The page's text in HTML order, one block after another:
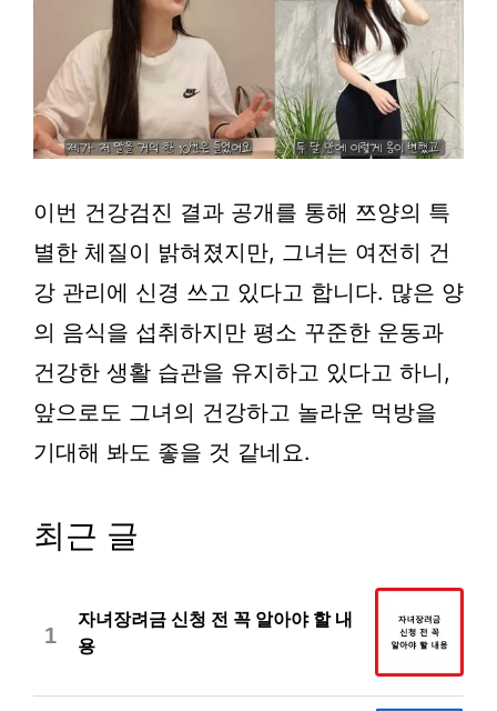
이번 건강검진 결과 공개를 통해 쯔양의 특
별한 체질이 밝혀졌지만, 그녀는 여전히 건
강 관리에 신경 쓰고 있다고 합니다. 많은 양
의 음식을 섭취하지만 평소 꾸준한 운동과
건강한 생활 습관을 유지하고 있다고 하니,
앞으로도 그녀의 건강하고 놀라운 먹방을
기대해 봐도 좋을 것 같네요.
최근 글
1
자녀장려금 신청 전 꼭 알아야 할 내
용